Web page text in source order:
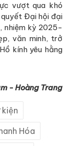
vượt qua khó
Đại hội đại
nhiệm kỳ 2025-
văn minh, trở
kính yêu hằng
- Hoàng Trang
kiện
Hóa